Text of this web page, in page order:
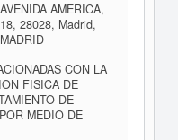
AVENIDA AMERICA,
18, 28028, Madrid,
MADRID
CON LA
FISICA DE
DE
MEDIO DE